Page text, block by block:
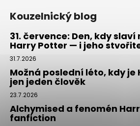
Kouzelnický blog
31. července: Den, kdy
Harry Potter — i jeho
31.7.2026
Možná poslední léto, kdy je
jen jeden člověk
23.7.2026
Alchymised a fenomén
fanfiction